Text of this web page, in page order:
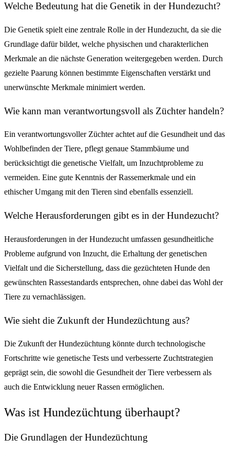
Welche Bedeutung hat die Genetik in der Hundezucht?
Die Genetik spielt eine zentrale Rolle in der Hundezucht, da sie die
Grundlage dafür bildet, welche physischen und charakterlichen
Merkmale an die nächste Generation weitergegeben werden. Durch
gezielte Paarung können bestimmte Eigenschaften verstärkt und
unerwünschte Merkmale minimiert werden.
Wie kann man verantwortungsvoll als Züchter handeln?
Ein verantwortungsvoller Züchter achtet auf die Gesundheit und das
Wohlbefinden der Tiere, pflegt genaue Stammbäume und
berücksichtigt die genetische Vielfalt, um Inzuchtprobleme zu
vermeiden. Eine gute Kenntnis der Rassemerkmale und ein
ethischer Umgang mit den Tieren sind ebenfalls essenziell.
Welche Herausforderungen gibt es in der Hundezucht?
Herausforderungen in der Hundezucht umfassen gesundheitliche
Probleme aufgrund von Inzucht, die Erhaltung der genetischen
Vielfalt und die Sicherstellung, dass die gezüchteten Hunde den
gewünschten Rassestandards entsprechen, ohne dabei das Wohl der
Tiere zu vernachlässigen.
Wie sieht die Zukunft der Hundezüchtung aus?
Die Zukunft der Hundezüchtung könnte durch technologische
Fortschritte wie genetische Tests und verbesserte Zuchtstrategien
geprägt sein, die sowohl die Gesundheit der Tiere verbessern als
auch die Entwicklung neuer Rassen ermöglichen.
Was ist Hundezüchtung überhaupt?
Die Grundlagen der Hundezüchtung